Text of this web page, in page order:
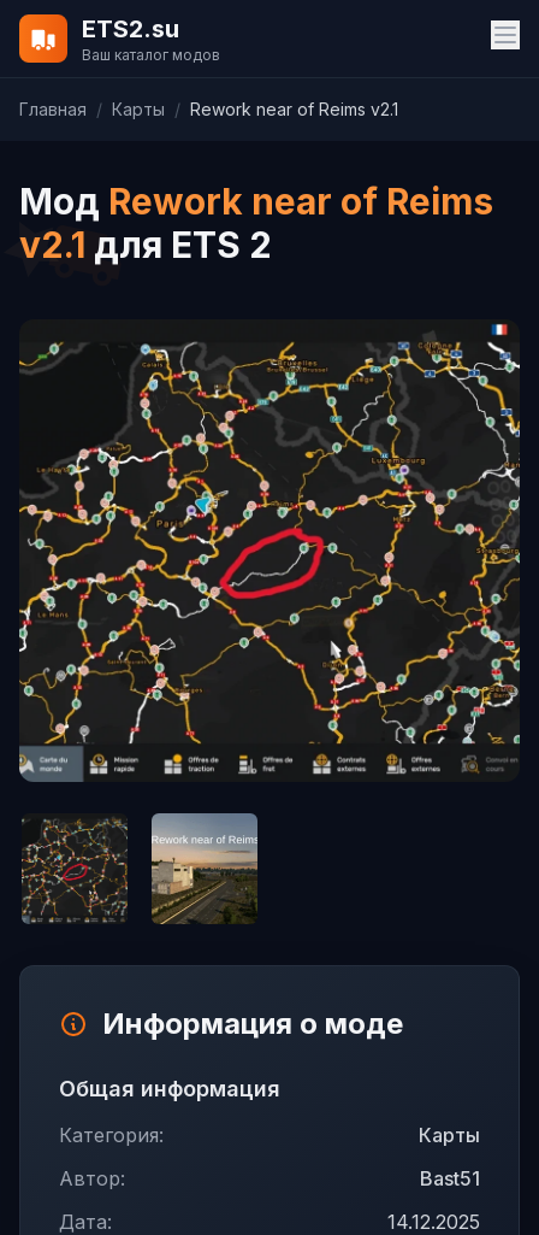
ETS2.su
Ваш каталог модов
Главная / Карты / Rework near of Reims v2.1
Мод Rework near of Reims
v2.1 для ETS 2
Информация о моде
Общая информация
Категория:
Карты
Автор:
Bast51
Дата:
14.12.2025